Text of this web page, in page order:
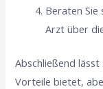
Beraten
Arzt über
Abschließend lässt
Vorteile bietet,